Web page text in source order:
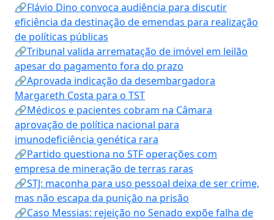
🔗Flávio Dino convoca audiência para discutir
eficiência da destinação de emendas para realização
de políticas públicas
🔗Tribunal valida arrematação de imóvel em leilão
apesar do pagamento fora do prazo
🔗Aprovada indicação da desembargadora
Margareth Costa para o TST
🔗Médicos e pacientes cobram na Câmara
aprovação de política nacional para
imunodeficiência genética rara
🔗Partido questiona no STF operações com
empresa de mineração de terras raras
🔗STJ: maconha para uso pessoal deixa de ser crime,
mas não escapa da punição na prisão
🔗Caso Messias: rejeição no Senado expõe falha de